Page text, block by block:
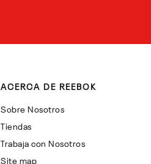
ACERCA DE REEBOK
Sobre Nosotros
Tiendas
Trabaja con Nosotros
Site map